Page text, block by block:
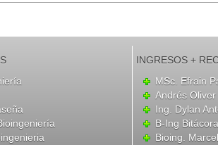
INGRESOS +
MSc. Efrain
Andrés Oliver
Ing. Dylan
B-Ing
Bioing.